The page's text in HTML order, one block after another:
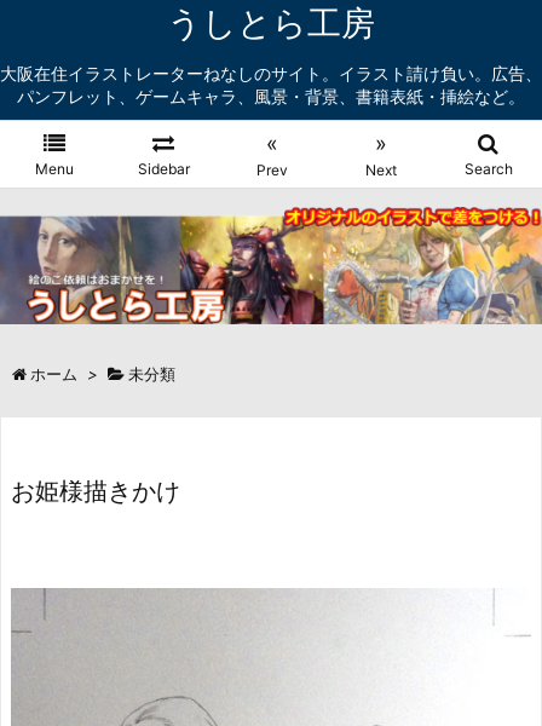
うしとら工房
大阪在住イラストレーターねなしのサイト。イラスト請け負い。広告、
パンフレット、ゲームキャラ、風景・背景、書籍表紙・挿絵など。
Menu Sidebar
«
Prev
»
Next Search
ホーム > 未分類
お姫様描きかけ